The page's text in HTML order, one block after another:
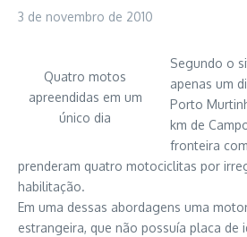
3 de novembro de 2010
Quatro motos
apreendidas em um
único dia
Segundo o
apenas um
Porto
km de
fronteira
prenderam quatro motociclitas por
habilitação.
Em uma dessas abordagens uma
estrangeira, que não possuía placa de